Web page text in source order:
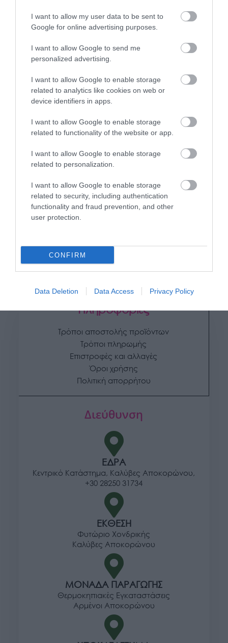
I want to allow my user data to be sent to
Google for online advertising purposes.
I want to allow Google to send me
personalized advertising.
I want to allow Google to enable storage
related to analytics like cookies on web or
device identifiers in apps.
I want to allow Google to enable storage
related to functionality of the website or app.
I want to allow Google to enable storage
related to personalization.
I want to allow Google to enable storage
related to security, including authentication
functionality and fraud prevention, and other
user protection.
CONFIRM
Data Deletion Data Access Privacy Policy
Καλαμωτή Ψιλή
ECONOMY
10,50€ – 21,90€
Επιλογή
Καλαμωτή Ψιλή Premium
Επιλογή
Κίτρινο Bamboo με Inox
Δέσιμο
Επιλογή
Λυγαριά Μασίφ
Ξεφλουδισμένη Ø18–
280,32€
Πληροφορίες
Τρόποι αποστολής προϊόντων
Τρόποι πληρωμής
Επιστροφές και αλλαγές
Όροι χρήσης
Πολιτική απορρήτου
Διεύθυνση
ΕΔΡΑ
Κεντρικό Κατάστημα, Καλύβες Αποκορώνου,
+30 28250 31734
ΕΚΘΕΣΗ
Φυτώριο Χονδρικής
Καλύβες Αποκορώνου
ΜΟΝΑΔΑ ΠΑΡΑΓΩΓΗΣ
Θερμοκηπιακές Εγκαταστάσεις
Αρμένοι Αποκορώνου